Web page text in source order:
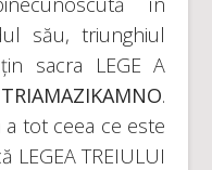
său, triunghiul
sacra LEGE A
.
tot ceea ce este
LEGEA TREIULUI